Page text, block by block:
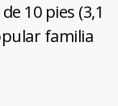
10 pies (3,1
familia